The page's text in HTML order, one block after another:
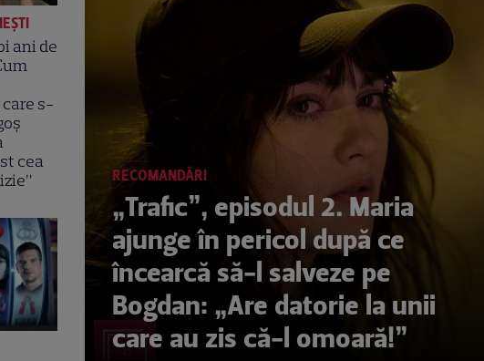
ani de
s-
cea
8
RECOMANDĂRI
„Trafic”, episodul 2. Maria
ajunge în pericol după ce
încearcă să-l salveze pe
Bogdan: „Are datorie la unii
care au zis că-l omoară!”